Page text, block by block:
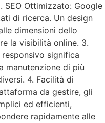
SEO Ottimizzato: Google
di ricerca. Un design
dimensioni dello
la visibilità online. 3.
significa
manutenzione di più
4. Facilità di
da gestire, gli
ed efficienti,
rapidamente alle